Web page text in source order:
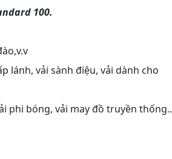
100.
lánh, vải sành điệu, vải dành cho
phi bóng, vải may đồ truyền thống..